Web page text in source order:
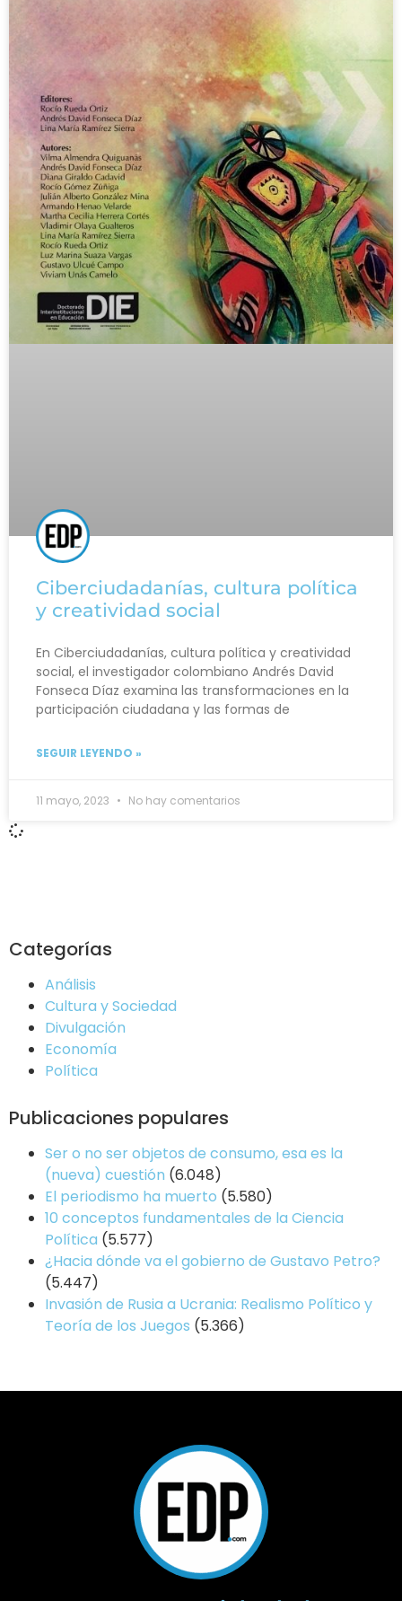
Ciberciudadanías, cultura política
y creatividad social
En Ciberciudadanías, cultura política y creatividad
social, el investigador colombiano Andrés David
Fonseca Díaz examina las transformaciones en la
participación ciudadana y las formas de
SEGUIR LEYENDO »
11 mayo, 2023 No hay comentarios
Categorías
Análisis
Cultura y Sociedad
Divulgación
Economía
Política
Publicaciones populares
Ser o no ser objetos de consumo, esa es la
(nueva) cuestión (6.048)
El periodismo ha muerto (5.580)
10 conceptos fundamentales de la Ciencia
Política (5.577)
¿Hacia dónde va el gobierno de Gustavo Petro?
(5.447)
Invasión de Rusia a Ucrania: Realismo Político y
Teoría de los Juegos (5.366)